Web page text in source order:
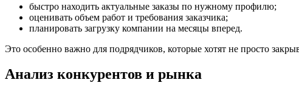
быстро находить актуальные заказы по нужному профилю;
оценивать объем работ и требования заказчика;
планировать загрузку компании на месяцы вперед.
Это особенно важно для подрядчиков, которые хотят не просто
Анализ конкурентов и рынка